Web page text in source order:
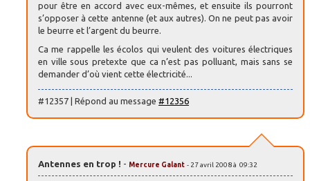
pour être en accord avec eux-mêmes, et ensuite ils pourront
s’opposer à cette antenne (et aux autres). On ne peut pas avoir
le beurre et l’argent du beurre.
Ca me rappelle les écolos qui veulent des voitures électriques
en ville sous pretexte que ca n’est pas polluant, mais sans se
demander d’où vient cette électricité...
#12357 | Répond au message #12356
Antennes en trop ! - Mercure Galant - 27 avril 2008 à 09:32